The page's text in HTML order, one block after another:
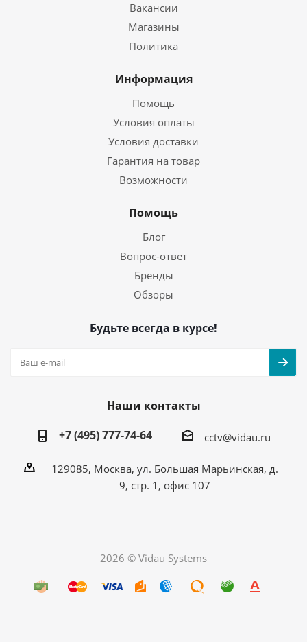
Вакансии
Магазины
Политика
Информация
Помощь
Условия оплаты
Условия доставки
Гарантия на товар
Возможности
Помощь
Блог
Вопрос-ответ
Бренды
Обзоры
Будьте всегда в курсе!
Наши контакты
+7 (495) 777-74-64
cctv@vidau.ru
129085, Москва, ул. Большая Марьинская, д.
9, стр. 1, офис 107
2026 © Vidau Systems